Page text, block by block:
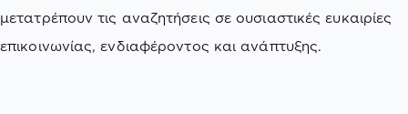
μετατρέπουν τις αναζητήσεις σε ουσιαστικές ευκαιρίες
επικοινωνίας, ενδιαφέροντος και ανάπτυξης.